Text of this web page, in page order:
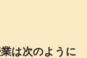
は次のように